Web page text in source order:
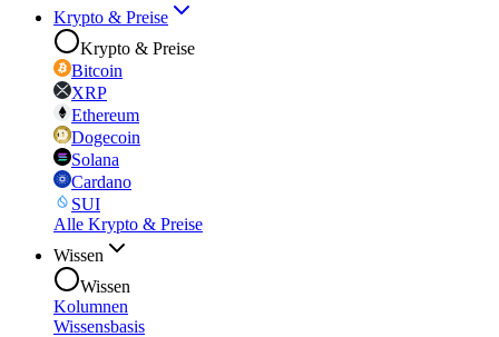
Krypto & Preise
Krypto & Preise
Bitcoin
XRP
Ethereum
Dogecoin
Solana
Cardano
SUI
Alle Krypto & Preise
Wissen
Wissen
Kolumnen
Wissensbasis